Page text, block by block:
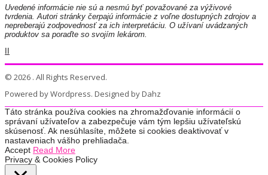
Uvedené informácie nie sú a nesmú byť považované za výživové
tvrdenia. Autori stránky čerpajú informácie z voľne dostupných zdrojov a
nepreberajú zodpovednosť za ich interpretáciu. O užívaní uvádzaných
produktov sa poraďte so svojím lekárom.
© 2026 . All Rights Reserved.
Powered by Wordpress. Designed by Dahz
Táto stránka používa cookies na zhromažďovanie informácií o
správaní užívateľov a zabezpečuje vám tým lepšiu užívateľskú
skúsenosť. Ak nesúhlasíte, môžete si cookies deaktivovať v
nastaveniach vášho prehliadača.
Accept Read More
Privacy & Cookies Policy